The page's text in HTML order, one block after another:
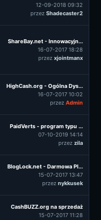
12-09-2018 09:32
przez Shadecaster2
ShareBay.net - Innowacyjn...
16-07-2017 18:28
przez xjointmanx
HighCash.org - Ogólna Dys...
16-07-2017 10:02
przez Admin
PaidVerts - program typu ...
07-10-2019 14:14
przez zila
BlogLock.net - Darmowa Pl...
15-07-2017 13:47
przez nykkusek
CashBUZZ.org na sprzedaż
15-07-2017 11:28